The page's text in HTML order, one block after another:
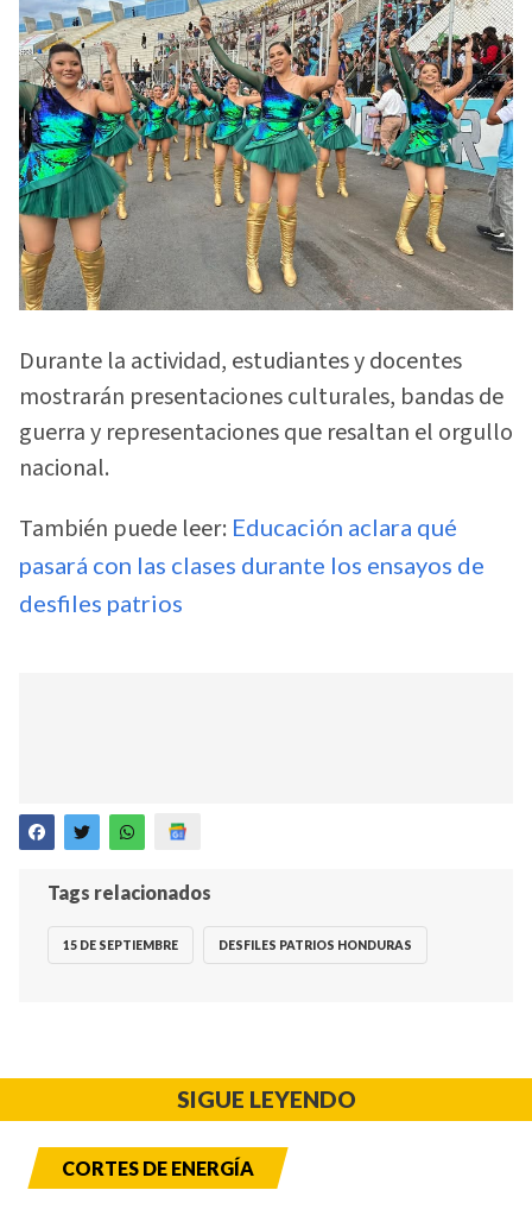
Durante la actividad, estudiantes y docentes
mostrarán presentaciones culturales, bandas de
guerra y representaciones que resaltan el orgullo
nacional.
También puede leer: Educación aclara qué
pasará con las clases durante los ensayos de
desfiles patrios
Tags relacionados
15 DE SEPTIEMBRE DESFILES PATRIOS HONDURAS
SIGUE LEYENDO
CORTES DE ENERGÍA